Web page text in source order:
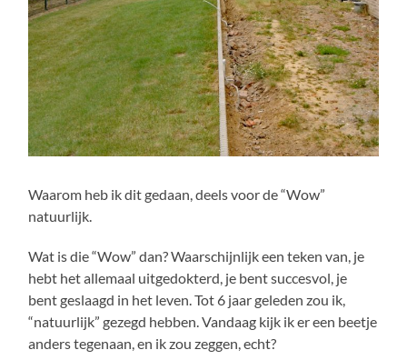
Waarom heb ik dit gedaan, deels voor de “Wow”
natuurlijk.
Wat is die “Wow” dan? Waarschijnlijk een teken van, je
hebt het allemaal uitgedokterd, je bent succesvol, je
bent geslaagd in het leven. Tot 6 jaar geleden zou ik,
“natuurlijk” gezegd hebben. Vandaag kijk ik er een beetje
anders tegenaan, en ik zou zeggen, echt?